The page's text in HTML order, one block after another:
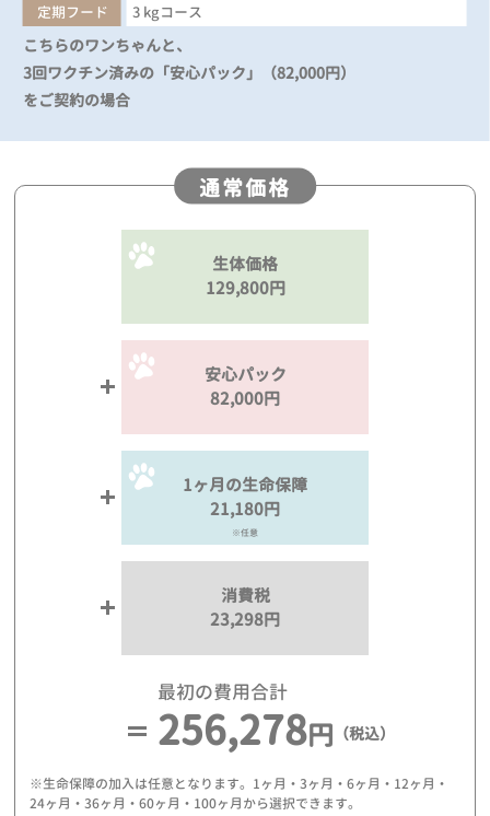
定期フード
3 kgコース
こちらのワンちゃんと、
3回ワクチン済みの「安心パック」（82,000円）
をご契約の場合
通常価格
生体価格
129,800円
安心パック
82,000円
1ヶ月の生命保障
21,180円
※任意
消費税
23,298円
最初の費用合計
256,278円 （税込）
※生命保障の加入は任意となります。1ヶ月・3ヶ月・6ヶ月・12ヶ月・
24ヶ月・36ヶ月・60ヶ月・100ヶ月から選択できます。